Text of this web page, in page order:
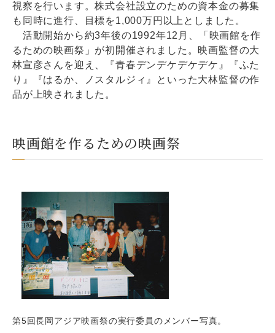
視察を行います。株式会社設立のための資本金の募集
も同時に進行、目標を1,000万円以上としました。
活動開始から約3年後の1992年12月、「映画館を作
るための映画祭」が初開催されました。映画監督の大
林宣彦さんを迎え、『青春デンデケデケデケ』『ふた
り』『はるか、ノスタルジィ』といった大林監督の作
品が上映されました。
映画館を作るための映画祭
第5回長岡アジア映画祭の実行委員のメンバー写真。